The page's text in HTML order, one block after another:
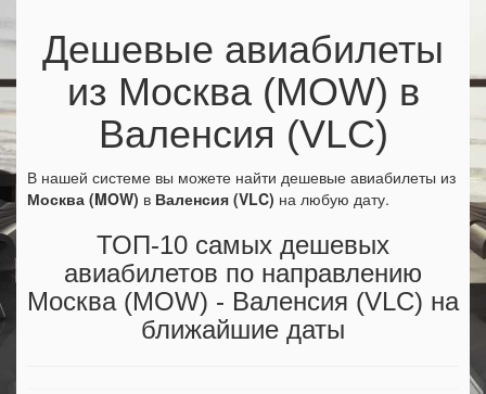
Дешевые авиабилеты
из Москва (MOW) в
Валенсия (VLC)
В нашей системе вы можете найти дешевые авиабилеты из
Москва (MOW) в Валенсия (VLC) на любую дату.
ТОП-10 самых дешевых
авиабилетов по направлению
Москва (MOW) - Валенсия (VLC) на
ближайшие даты